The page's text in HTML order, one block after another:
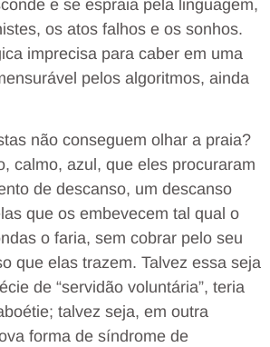
e se espraia pela linguagem,
os atos falhos e os sonhos.
imprecisa para caber em uma
pelos algoritmos, ainda
não conseguem olhar a praia?
calmo, azul, que eles procuraram
de descanso, um descanso
que os embevecem tal qual o
o faria, sem cobrar pelo seu
que elas trazem. Talvez essa seja
de “servidão voluntária”, teria
talvez seja, em outra
forma de síndrome de